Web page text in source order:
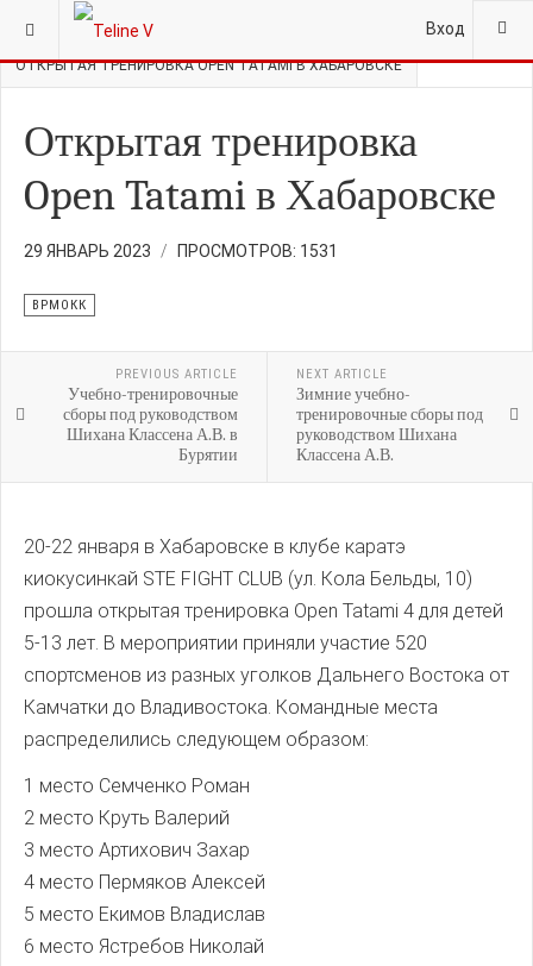
Вход
ВЫ ЗДЕСЬ: ГЛАВНАЯ
ОТКРЫТАЯ ТРЕНИРОВКА OPEN TATAMI В ХАБАРОВСКЕ
Открытая тренировка
Open Tatami в Хабаровске
29 ЯНВАРЬ 2023 ПРОСМОТРОВ: 1531
ВРМОКК
PREVIOUS ARTICLE
Учебно-тренировочные
сборы под руководством
Шихана Классена А.В. в
Бурятии
NEXT ARTICLE
Зимние учебно-
тренировочные сборы под
руководством Шихана
Классена А.В.
20-22 января в Хабаровске в клубе каратэ
киокусинкай STE FIGHT CLUB (ул. Кола Бельды, 10)
прошла открытая тренировка Open Tatami 4 для детей
5-13 лет. В мероприятии приняли участие 520
спортсменов из разных уголков Дальнего Востока от
Камчатки до Владивостока. Командные места
распределились следующем образом:
1 место Семченко Роман
2 место Круть Валерий
3 место Артихович Захар
4 место Пермяков Алексей
5 место Екимов Владислав
6 место Ястребов Николай